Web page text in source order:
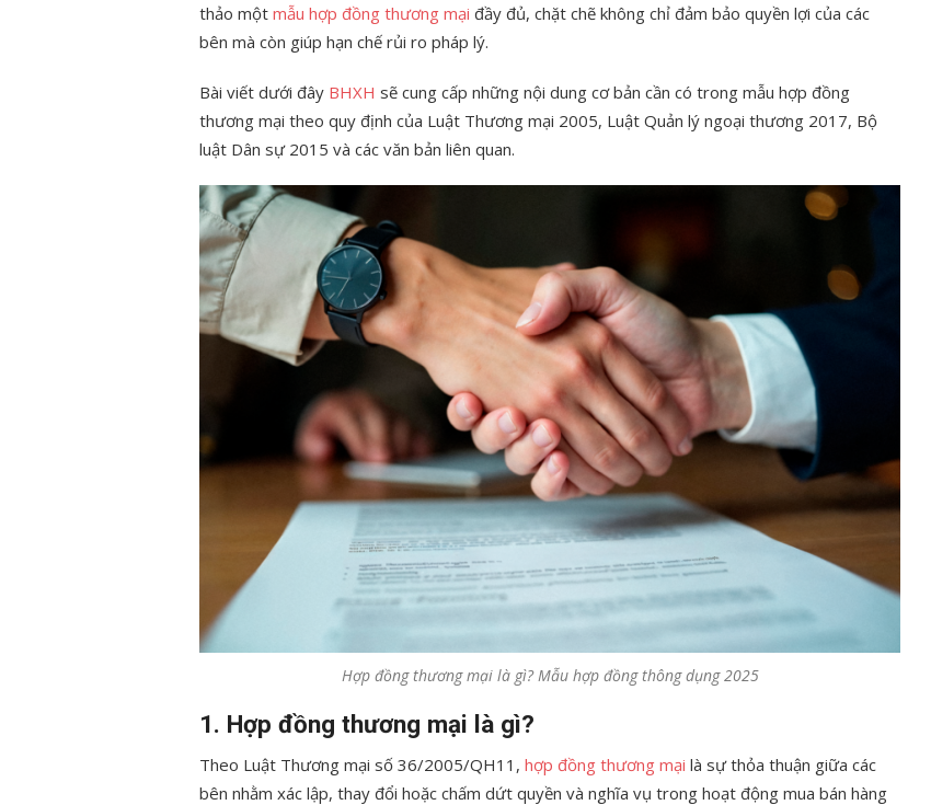
thảo một mẫu hợp đồng thương mại đầy đủ, chặt chẽ không chỉ đảm bảo quyền lợi của các
bên mà còn giúp hạn chế rủi ro pháp lý.
Bài viết dưới đây BHXH sẽ cung cấp những nội dung cơ bản cần có trong mẫu hợp đồng
thương mại theo quy định của Luật Thương mại 2005, Luật Quản lý ngoại thương 2017, Bộ
luật Dân sự 2015 và các văn bản liên quan.
Hợp đồng thương mại là gì? Mẫu hợp đồng thông dụng 2025
1. Hợp đồng thương mại là gì?
Theo Luật Thương mại số 36/2005/QH11, hợp đồng thương mại là sự thỏa thuận giữa các
bên nhằm xác lập, thay đổi hoặc chấm dứt quyền và nghĩa vụ trong hoạt động mua bán hàng